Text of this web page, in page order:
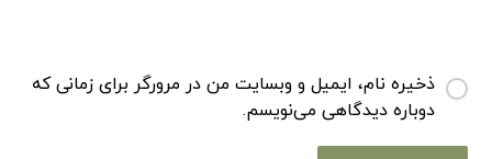
ذخیره نام، ایمیل و وبسایت من در مرورگر برای زمانی که
دوباره دیدگاهی می‌نویسم.